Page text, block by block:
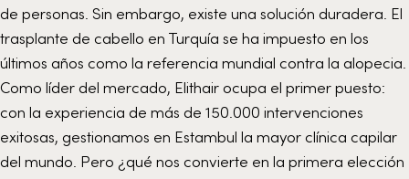
de personas. Sin embargo, existe una solución duradera. El
trasplante de cabello en Turquía se ha impuesto en los
últimos años como la referencia mundial contra la alopecia.
Como líder del mercado, Elithair ocupa el primer puesto:
con la experiencia de más de 150.000 intervenciones
exitosas, gestionamos en Estambul la mayor clínica capilar
del mundo. Pero ¿qué nos convierte en la primera elección